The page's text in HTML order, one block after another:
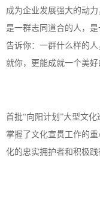
成为企业发展强大的动
是一群志同道合的人，
告诉你：一群什么样的
就你，更能成就一个美好
首批“向阳计划”大型文
掌握了文化宣贯工作的
化的忠实拥护者和积极践